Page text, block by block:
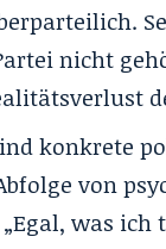
nicht
konkrete
von
was